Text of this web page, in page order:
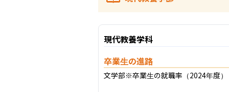
現代教養学科
卒業生の進路
文学部※卒業生の就職率（2024年度